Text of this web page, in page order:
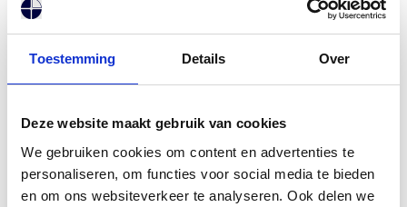
Toestemming Details Over
Deze website maakt gebruik van cookies
We gebruiken cookies om content en advertenties te
personaliseren, om functies voor social media te bieden
en om ons websiteverkeer te analyseren. Ook delen we
3 dingen die een moderne tuin
anders maakt dan tien jaar geleden
Buitenkeuken, slimme technologie en zwembad:
zo veranderde de tuin in tien jaar radicaal.